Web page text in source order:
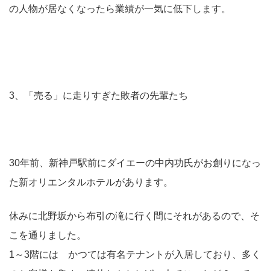
の人物が居なくなったら業績が一気に低下します。
3、「売る」に走りすぎた敗者の先輩たち
30年前、新神戸駅前にダイエーの中内功氏がお創りになっ
た新オリエンタルホテルがあります。
休みに北野坂から布引の滝に行く間にそれがあるので、そ
こを通りました。
1～3階には かつては有名テナントが入居しており、多く